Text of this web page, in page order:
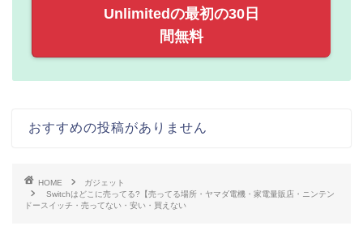
Unlimitedの最初の30日
間無料
おすすめの投稿がありません
HOME
ガジェット
Switchはどこに売ってる?【売ってる場所・ヤマダ電機・家電量販店・ニンテン
ドースイッチ・売ってない・安い・買えない